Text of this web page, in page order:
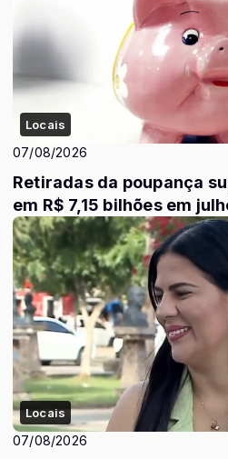
Locais
07/08/2026
Retiradas da poupança
em R$ 7,15 bilhões em
Locais
07/08/2026